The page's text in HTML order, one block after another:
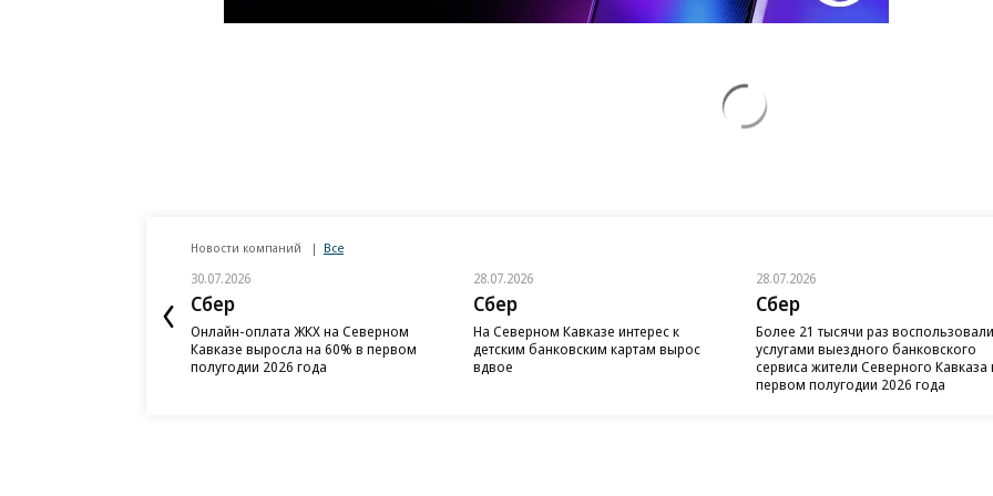
Новости компаний Все
30.07.2026
Сбер
Онлайн-оплата ЖКХ на Северном
Кавказе выросла на 60% в первом
полугодии 2026 года
28.07.2026
Сбер
На Северном Кавказе интерес к
детским банковским картам вырос
вдвое
28.07.2026
Сбер
Более 21 тысячи раз
услугами выездного банковского
сервиса жители Северного Кавказа
первом полугодии 2026 года